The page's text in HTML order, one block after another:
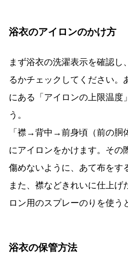
浴衣のアイロンのかけ方
まず浴衣の洗濯表示を確認し
るかチェックしてください。
にある「アイロンの上限温度
う。
「襟→背中→前身頃（前の胴
にアイロンをかけます。その
傷めないように、あて布をす
また、襟などきれいに仕上げ
ロン用のスプレーのりを使う
浴衣の保管方法